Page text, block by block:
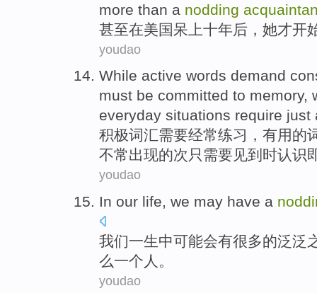
more than a nodding
甚至在美国呆上十年后 ， 她才开
youdao
While active words demand
must be committed to memory,
everyday situations require just
积极词汇需要经常练习 ， 有用的
不常出现的次 只 需要见到时认识
youdao
In our life, we may have a
我们一生中可能会有很多的泛泛
么一个人 。
youdao